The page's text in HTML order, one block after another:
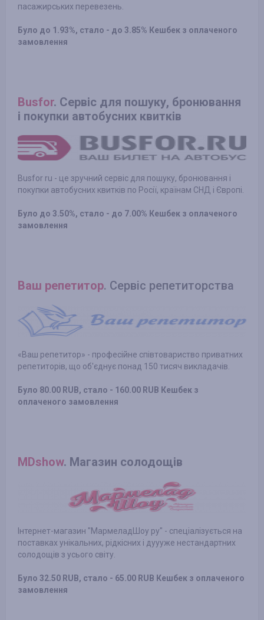
пасажирських перевезень.
Було до 1.93%, стало - до 3.85% Кешбек з оплаченого
замовлення
Busfor. Сервіс для пошуку, бронювання
і покупки автобусних квитків
Busfor ru - це зручний сервіс для пошуку, бронювання і
покупки автобусних квитків по Росії, країнам СНД і Європі.
Було до 3.50%, стало - до 7.00% Кешбек з оплаченого
замовлення
Ваш репетитор. Cервіс репетиторства
«Ваш репетитор» - професійне співтовариство приватних
репетиторів, що об'єднує понад 150 тисяч викладачів.
Було 80.00 RUB, стало - 160.00 RUB Кешбек з
оплаченого замовлення
MDshow. Магазин солодощів
Інтернет-магазин "МармеладШоу ру" - спеціалізується на
поставках унікальних, рідкісних і дуууже нестандартних
солодощів з усього світу.
Було 32.50 RUB, стало - 65.00 RUB Кешбек з оплаченого
замовлення